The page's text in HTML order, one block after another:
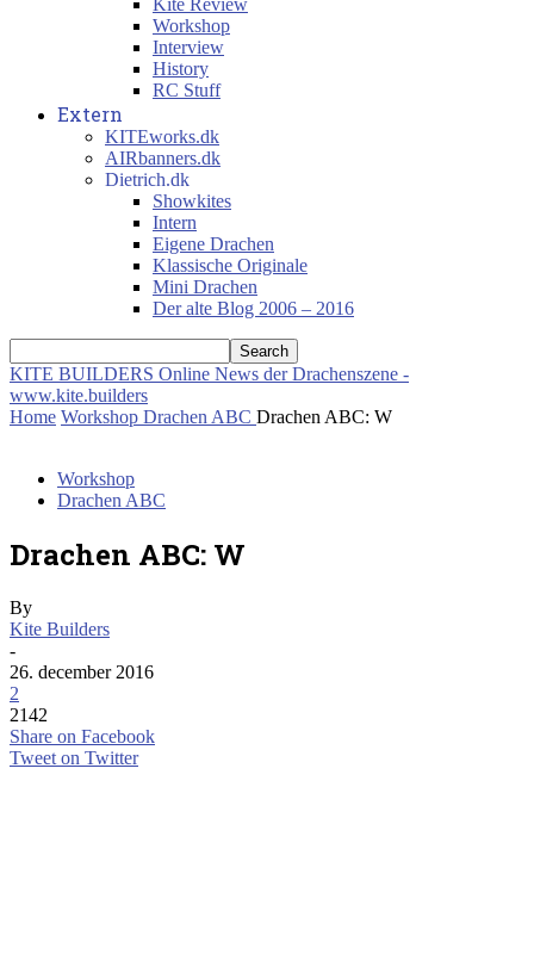
Kite Review
Workshop
Interview
History
RC Stuff
Extern
KITEworks.dk
AIRbanners.dk
Dietrich.dk
Showkites
Intern
Eigene Drachen
Klassische Originale
Mini Drachen
Der alte Blog 2006 – 2016
KITE BUILDERS Online News der Drachenszene -
www.kite.builders
Home Workshop Drachen ABC Drachen ABC: W
Workshop
Drachen ABC
Drachen ABC: W
By
Kite Builders
-
26. december 2016
2
2142
Share on Facebook
Tweet on Twitter